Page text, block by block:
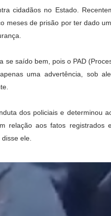
cidadãos no Estado.
meses de prisão por ter dado
saído bem, pois o PAD
uma advertência, sob
dos policiais e determinou
relação aos fatos registrados
ele.